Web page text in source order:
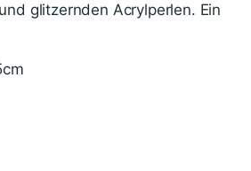
glitzernden Acrylperlen. Ein